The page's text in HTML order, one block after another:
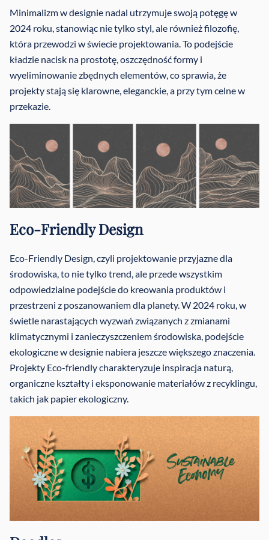
Minimalizm w designie nadal utrzymuje swoją potęgę w
2024 roku, stanowiąc nie tylko styl, ale również filozofię,
która przewodzi w świecie projektowania. To podejście
kładzie nacisk na prostotę, oszczędność formy i
wyeliminowanie zbędnych elementów, co sprawia, że
projekty stają się klarowne, eleganckie, a przy tym celne w
przekazie.
Eco-Friendly Design
Eco-Friendly Design, czyli projektowanie przyjazne dla
środowiska, to nie tylko trend, ale przede wszystkim
odpowiedzialne podejście do kreowania produktów i
przestrzeni z poszanowaniem dla planety. W 2024 roku, w
świetle narastających wyzwań związanych z zmianami
klimatycznymi i zanieczyszczeniem środowiska, podejście
ekologiczne w designie nabiera jeszcze większego znaczenia.
Projekty Eco-friendly charakteryzuje inspiracja naturą,
organiczne kształty i eksponowanie materiałów z recyklingu,
takich jak papier ekologiczny.